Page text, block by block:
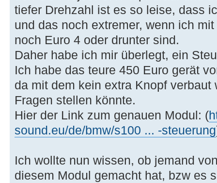
tiefer Drehzahl ist es so leise, dass
und das noch extremer, wenn ich
noch Euro 4 oder drunter sind.
Daher habe ich mir überlegt, ein
Ich habe das teure 450 Euro gerät
da mit dem kein extra Knopf
Fragen stellen könnte.
Hier der Link zum genauen Modul: (
sound.eu/de/bmw/s100 ... -steuerung
Ich wollte nun wissen, ob jemand
diesem Modul gemacht hat, bzw es